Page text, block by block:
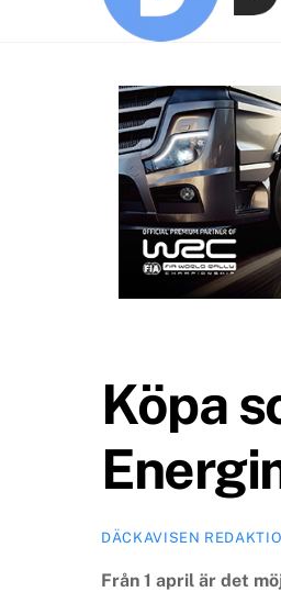
Köpa
DÄCKAVISEN
Från 1 april är det